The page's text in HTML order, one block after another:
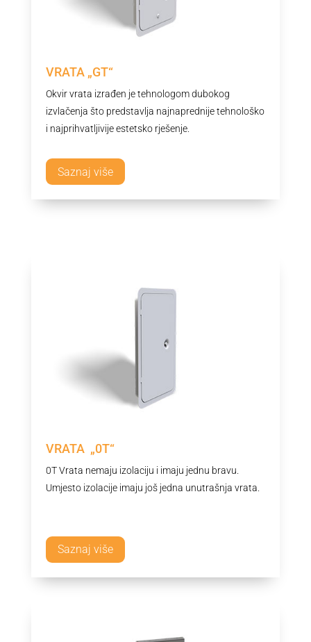
VRATA „GT“
Okvir vrata izrađen je tehnologom dubokog
izvlačenja što predstavlja najnaprednije tehnološko
i najprihvatljivije estetsko rješenje.
Saznaj više
VRATA „0T“
0T Vrata nemaju izolaciju i imaju jednu bravu.
Umjesto izolacije imaju još jedna unutrašnja vrata.
Saznaj više